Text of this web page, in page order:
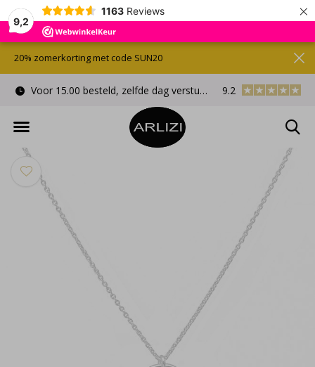
9,2
1163 Reviews ×
Voor 15.00 besteld, zelfde dag verstuurd Gratis
9.2
20% zomerkorting met code SUN20